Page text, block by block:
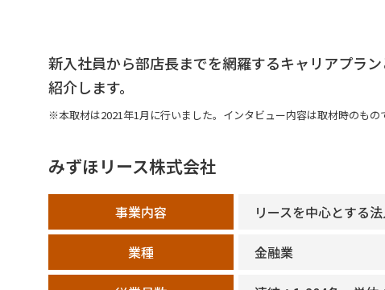
新入社員から部店長までを網羅するキャリアプラ
紹介します。
※本取材は2021年1月に行いました。インタビュー内容は取材時のもの
みずほリース株式会社
事業内容 リースを中心とする
業種 金融業